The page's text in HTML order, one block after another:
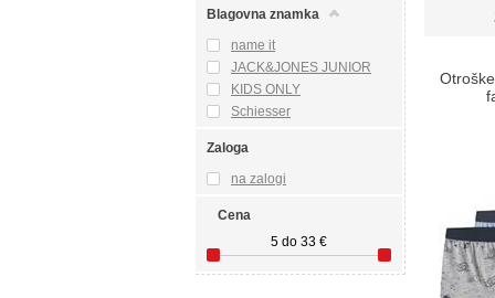
Blagovna znamka
name it
JACK&JONES JUNIOR
KIDS ONLY
Schiesser
Zaloga
na zalogi
Cena
5 do 33 €